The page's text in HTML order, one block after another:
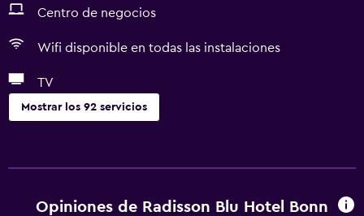
Centro de negocios
Wifi disponible en todas las instalaciones
TV
Mostrar los 92 servicios
Salas de conferencia
Opiniones de Radisson Blu Hotel Bonn